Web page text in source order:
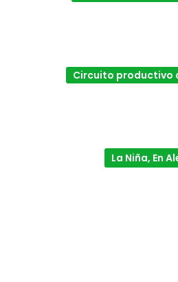
Circuito productivo
La Niña, En